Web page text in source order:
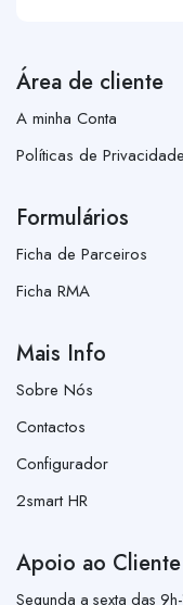
Área de cliente
A minha Conta
Políticas de Privacidade
Formulários
Ficha de Parceiros
Ficha RMA
Mais Info
Sobre Nós
Contactos
Configurador
2smart HR
Apoio ao Cliente
Segunda a sexta das